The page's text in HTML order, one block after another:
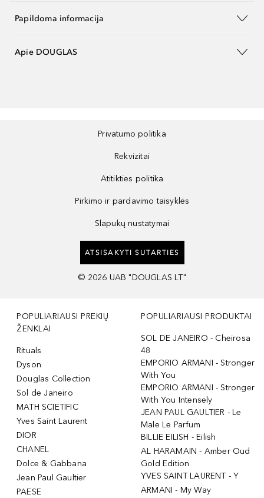
Papildoma informacija
Apie DOUGLAS
Privatumo politika
Rekvizitai
Atitikties politika
Pirkimo ir pardavimo taisyklės
Slapukų nustatymai
ATSISAKYTI SUTARTIES
© 2026 UAB "DOUGLAS LT"
POPULIARIAUSI PREKIŲ
ŽENKLAI
Rituals
Dyson
Douglas Collection
Sol de Janeiro
MATH SCIETIFIC
Yves Saint Laurent
DIOR
CHANEL
Dolce & Gabbana
Jean Paul Gaultier
PAESE
POPULIARIAUSI PRODUKTAI
SOL DE JANEIRO - Cheirosa
48
EMPORIO ARMANI - Stronger
With You
EMPORIO ARMANI - Stronger
With You Intensely
JEAN PAUL GAULTIER - Le
Male Le Parfum
BILLIE EILISH - Eilish
AL HARAMAIN - Amber Oud
Gold Edition
YVES SAINT LAURENT - Y
ARMANI - My Way